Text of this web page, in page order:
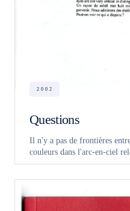
2002
Questions
Il n'y a pas de frontières
couleurs dans l'arc-en-ciel